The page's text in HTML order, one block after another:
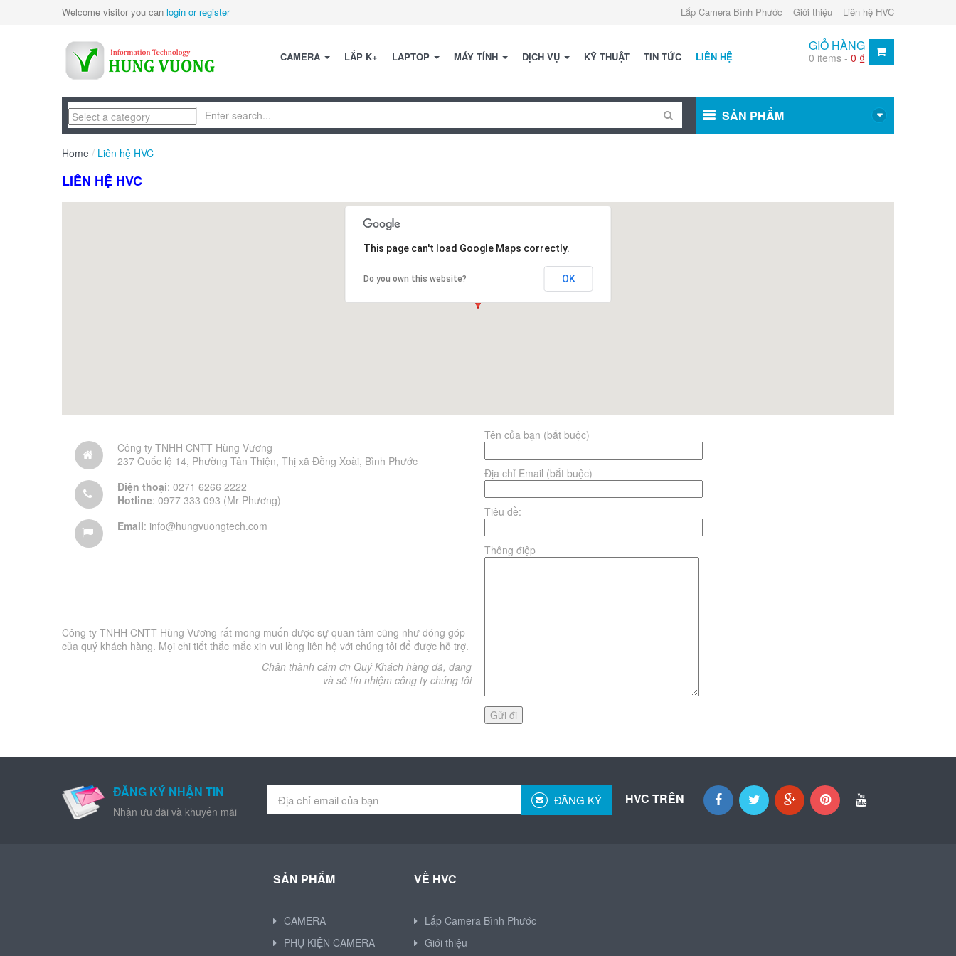
Welcome visitor you can login or register Lắp Camera Bình Phước Giới thiệu Liên hệ HVC
CAMERA LẮP K+ LAPTOP MÁY TÍNH DỊCH VỤ KỸ THUẬT TIN TỨC LIÊN HỆ
GIỎ HÀNG
0 items -0 ₫
SẢN PHẨM
Home / Liên hệ HVC
LIÊN HỆ HVC
This page can't load Google Maps correctly.
Do you own this website? OK
Công ty TNHH CNTT Hùng Vương
237 Quốc lộ 14, Phường Tân Thiện, Thị xã Đồng Xoài, Bình Phước
Điện thoại: 0271 6266 2222
Hotline: 0977 333 093 (Mr Phương)
Email: info@hungvuongtech.com
Công ty TNHH CNTT Hùng Vương rất mong muốn được sự quan tâm cũng như đóng góp
của quý khách hàng. Mọi chi tiết thắc mắc xin vui lòng liên hệ với chúng tôi để được hỗ trợ.
Chân thành cám ơn Quý Khách hàng đã, đang
và sẽ tín nhiệm công ty chúng tôi
Tên của bạn (bắt buộc)
Địa chỉ Email (bắt buộc)
Tiêu đề:
Thông điệp
ĐĂNG KÝ NHẬN TIN
Nhận ưu đãi và khuyến mãi
ĐĂNG KÝ HVC TRÊN
SẢN PHẨM
CAMERA
PHỤ KIỆN CAMERA
VỀ HVC
Lắp Camera Bình Phước
Giới thiệu